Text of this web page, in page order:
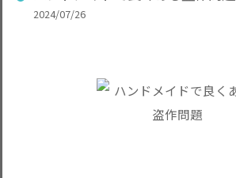
2024/07/26